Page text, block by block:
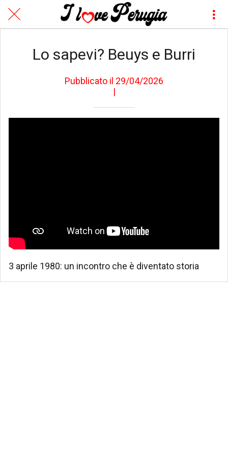
Lo sapevi? Beuys e Burri
Pubblicato il 29/04/2026
|
3 aprile 1980: un incontro che è diventato storia